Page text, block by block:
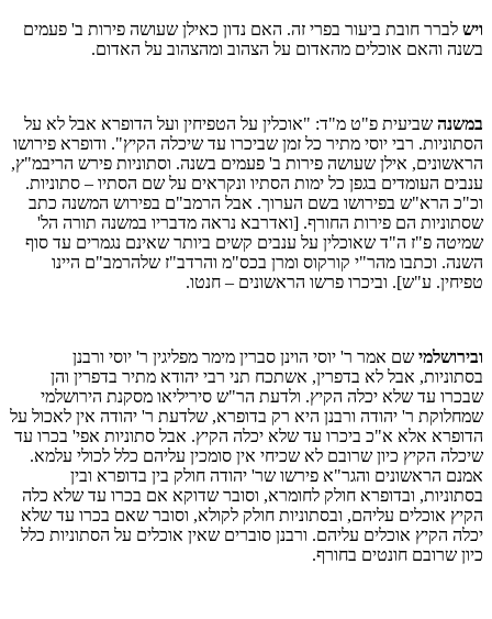
ויש לברר חובת ביעור בפרי זה. האם נדון כאילן שעושה פירות ב' פעמים
בשנה והאם אוכלים מהאדום על הצהוב ומהצהוב על האדום.
במשנה שביעית פ"ט מ"ד: "אוכלין על הטפיחין ועל הדופרא אבל לא על
הסתוניות. רבי יוסי מתיר כל זמן שביכרו עד שיכלה הקיץ". ודופרא פירושו
הראשונים, אילן שעושה פירות ב' פעמים בשנה. וסתוניות פירש הריבמ"ץ,
ענבים העומדים בגפן כל ימות הסתיו ונקראים על שם הסתיו – סתוניות.
וכ"כ הרא"ש בפירושו בשם הערוך. אבל הרמב"ם בפירוש המשנה כתב
שסתוניות הם פירות החורף. [ואדרבא נראה מדבריו במשנה תורה הל'
שמיטה פ"ז ה"ד שאוכלין על ענבים קשים ביותר שאינם נגמרים עד סוף
השנה. וכתבו מהר"י קורקוס ומרן בכס"מ והרדב"ז שלהרמב"ם היינו
טפיחין. ע"ש]. וביכרו פרשו הראשונים – חנטו.
ובירושלמי שם אמר ר' יוסי הוינן סברין מימר מפליגין ר' יוסי ורבנן
בסתוניות, אבל לא בדפרין, אשתכח תני רבי יהודא מתיר בדפרין והן
שבכרו עד שלא יכלה הקיץ. ולדעת הר"ש סיריליאו מסקנת הירושלמי
שמחלוקת ר' יהודה ורבנן היא רק בדופרא, שלדעת ר' יהודה אין לאכול על
הדופרא אלא א"כ ביכרו עד שלא יכלה הקיץ. אבל סתוניות אפי' בכרו עד
שיכלה הקיץ כיון שרובם לא שכיחי אין סומכין עליהם כלל לכולי עלמא.
אמנם הראשונים והגר"א פירשו שר' יהודה חולק בין בדופרא ובין
בסתוניות, ובדופרא חולק לחומרא, וסובר שדוקא אם בכרו עד שלא כלה
הקיץ אוכלים עליהם, ובסתוניות חולק לקולא, וסובר שאם בכרו עד שלא
יכלה הקיץ אוכלים עליהם. ורבנן סוברים שאין אוכלים על הסתוניות כלל
כיון שרובם חונטים בחורף.